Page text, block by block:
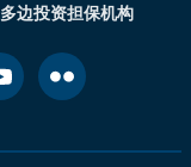
多边投资担保机构